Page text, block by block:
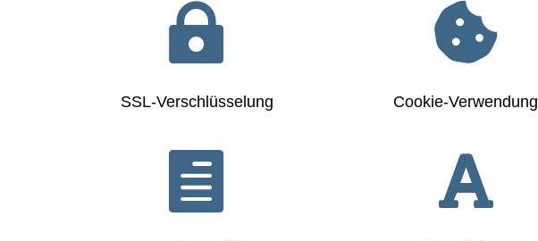

SSL-Verschlüsselung

Cookie-Verwendung
 